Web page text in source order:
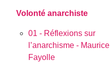
Volonté anarchiste
01 - Réflexions sur
l’anarchisme - Maurice
Fayolle